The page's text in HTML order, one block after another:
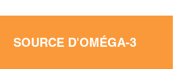
SOURCE D'OMÉGA-3